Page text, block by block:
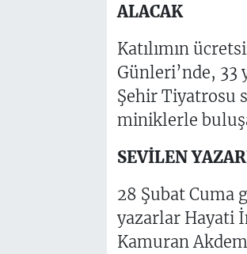
ALACAK
Katılımın
Günleri’nde, 33
Şehir Tiyatrosu
miniklerle
SEVİLEN
28 Şubat Cuma
yazarlar Hayati
Kamuran